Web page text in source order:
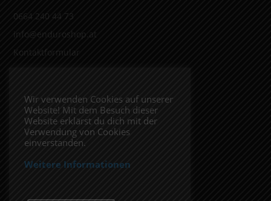
0664 240 44 73
info@enduroshop.at
Kontaktformular
Impressum
Datenschutzerklärung
Folge uns
Wir verwenden Cookies auf unserer
Website! Mit dem Besuch dieser
Website erklärst du dich mit der
Verwendung von Cookies
einverstanden.
Weitere Informationen